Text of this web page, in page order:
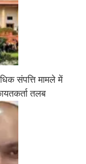
संपत्ति मामले में
तलब